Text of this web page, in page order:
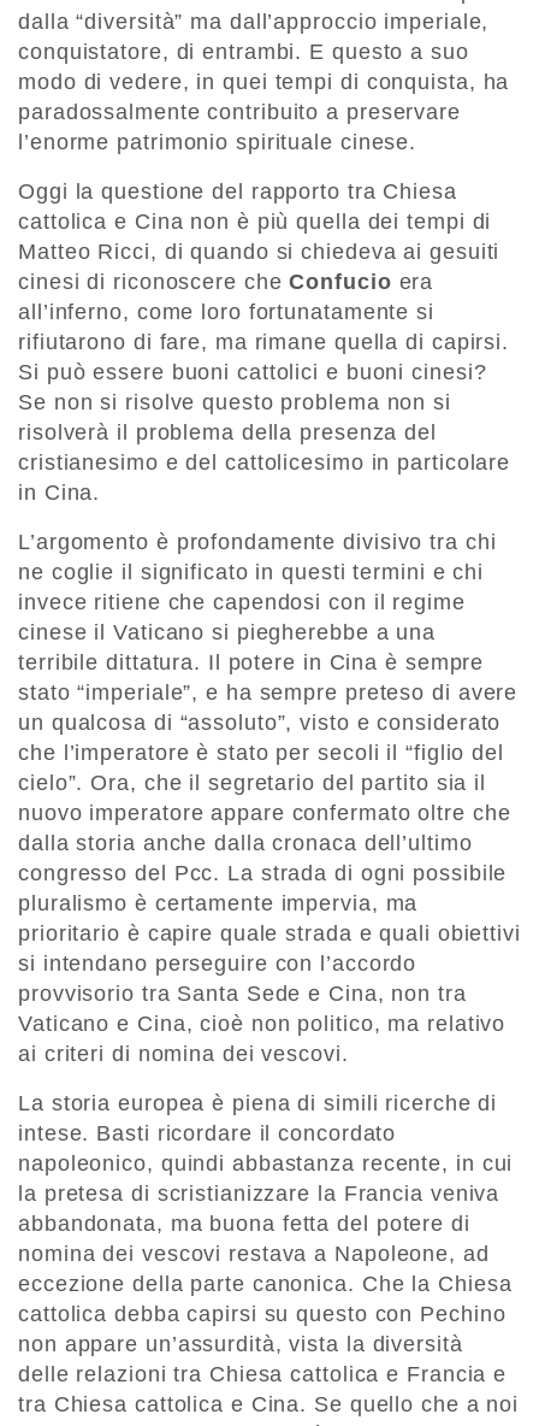
dalla “diversità” ma dall’approccio imperiale,
conquistatore, di entrambi. E questo a suo
modo di vedere, in quei tempi di conquista, ha
paradossalmente contribuito a preservare
l’enorme patrimonio spirituale cinese.
Oggi la questione del rapporto tra Chiesa
cattolica e Cina non è più quella dei tempi di
Matteo Ricci, di quando si chiedeva ai gesuiti
cinesi di riconoscere cheConfucio era
all’inferno, come loro fortunatamente si
rifiutarono di fare, ma rimane quella di capirsi.
Si può essere buoni cattolici e buoni cinesi?
Se non si risolve questo problema non si
risolverà il problema della presenza del
cristianesimo e del cattolicesimo in particolare
in Cina.
L’argomento è profondamente divisivo tra chi
ne coglie il significato in questi termini e chi
invece ritiene che capendosi con il regime
cinese il Vaticano si piegherebbe a una
terribile dittatura. Il potere in Cina è sempre
stato “imperiale”, e ha sempre preteso di avere
un qualcosa di “assoluto”, visto e considerato
che l’imperatore è stato per secoli il “figlio del
cielo”. Ora, che il segretario del partito sia il
nuovo imperatore appare confermato oltre che
dalla storia anche dalla cronaca dell’ultimo
congresso del Pcc. La strada di ogni possibile
pluralismo è certamente impervia, ma
prioritario è capire quale strada e quali obiettivi
si intendano perseguire con l’accordo
provvisorio tra Santa Sede e Cina, non tra
Vaticano e Cina, cioè non politico, ma relativo
ai criteri di nomina dei vescovi.
La storia europea è piena di simili ricerche di
intese. Basti ricordare il concordato
napoleonico, quindi abbastanza recente, in cui
la pretesa di scristianizzare la Francia veniva
abbandonata, ma buona fetta del potere di
nomina dei vescovi restava a Napoleone, ad
eccezione della parte canonica. Che la Chiesa
cattolica debba capirsi su questo con Pechino
non appare un’assurdità, vista la diversità
delle relazioni tra Chiesa cattolica e Francia e
tra Chiesa cattolica e Cina. Se quello che a noi